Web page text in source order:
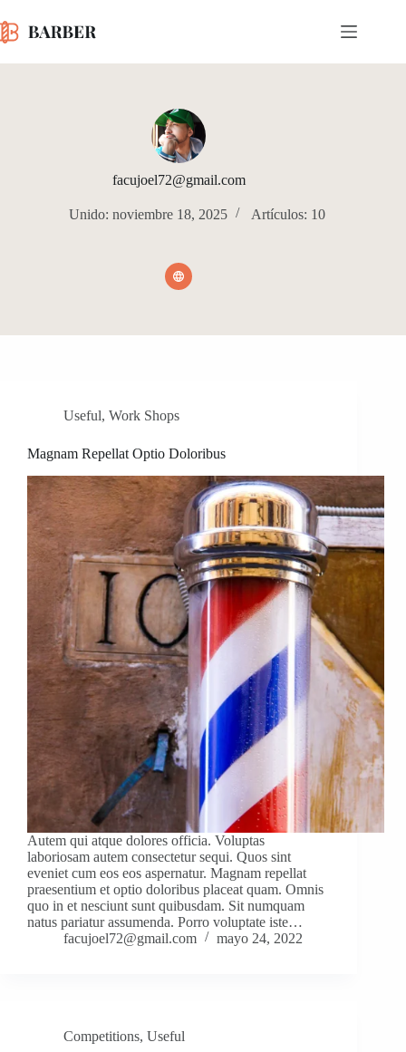
al
contenido
facujoel72@gmail.com
Unido: noviembre 18, 2025 Artículos: 10
Useful, Work Shops
Magnam Repellat Optio Doloribus
Autem qui atque dolores officia. Voluptas
laboriosam autem consectetur sequi. Quos sint
eveniet cum eos eos aspernatur. Magnam repellat
praesentium et optio doloribus placeat quam. Omnis
quo in et nesciunt sunt quibusdam. Sit numquam
natus pariatur assumenda. Porro voluptate iste…
facujoel72@gmail.com
mayo 24, 2022
Competitions, Useful